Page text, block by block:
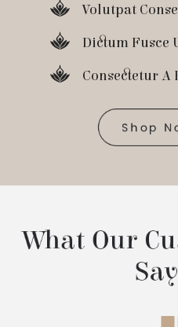
Volutpat
Dictum Fusce
Consectetur A
Shop
What Our